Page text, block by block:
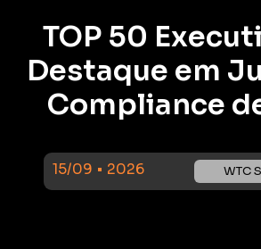
TOP 50
Destaque em
Compliance
15/09 • 2026 WTC